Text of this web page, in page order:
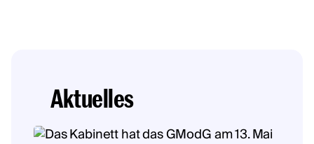
Aktuelles